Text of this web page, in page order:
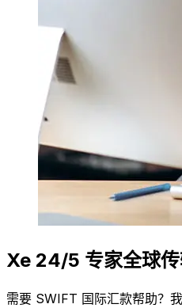
Xe 24/5 专家全球
需要 SWIFT 国际汇款帮助？